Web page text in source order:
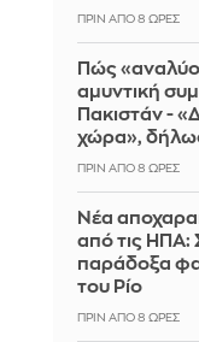
ΠΡΙΝ ΑΠΌ 8 ΏΡΕΣ
Πώς
αμυντική
Πακιστάν -
χώρα»,
ΠΡΙΝ ΑΠΌ 8 ΏΡΕΣ
Νέα
από τις ΗΠΑ:
παράδοξα
του Ρίο
ΠΡΙΝ ΑΠΌ 8 ΏΡΕΣ